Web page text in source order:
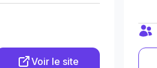
Voir le site